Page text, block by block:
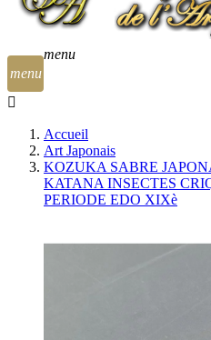
menu
menu
Accueil
Art Japonais
KOZUKA SABRE
KATANA INSECTES
PERIODE EDO XIXè